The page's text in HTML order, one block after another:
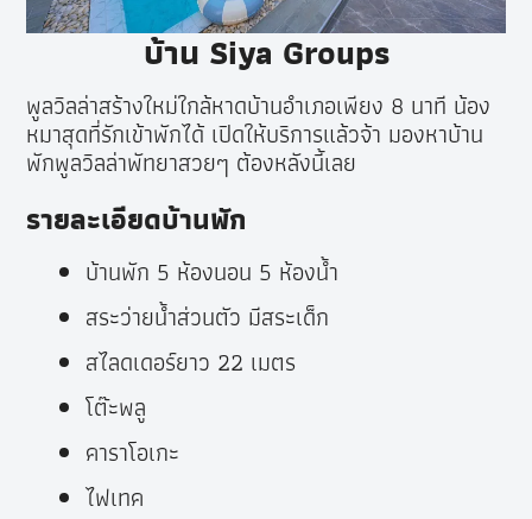
บ้าน Siya Groups
พูลวิลล่าสร้างใหม่ใกล้หาดบ้านอำเภอเพียง 8 นาที น้อง
หมาสุดที่รักเข้าพักได้ เปิดให้บริการแล้วจ้า มองหาบ้าน
พักพูลวิลล่าพัทยาสวยๆ ต้องหลังนี้เลย
รายละเอียดบ้านพัก
บ้านพัก 5 ห้องนอน 5 ห้องน้ำ
สระว่ายน้ำส่วนตัว มีสระเด็ก
สไลดเดอร์ยาว 22 เมตร
โต๊ะพลู
คาราโอเกะ
ไฟเทค